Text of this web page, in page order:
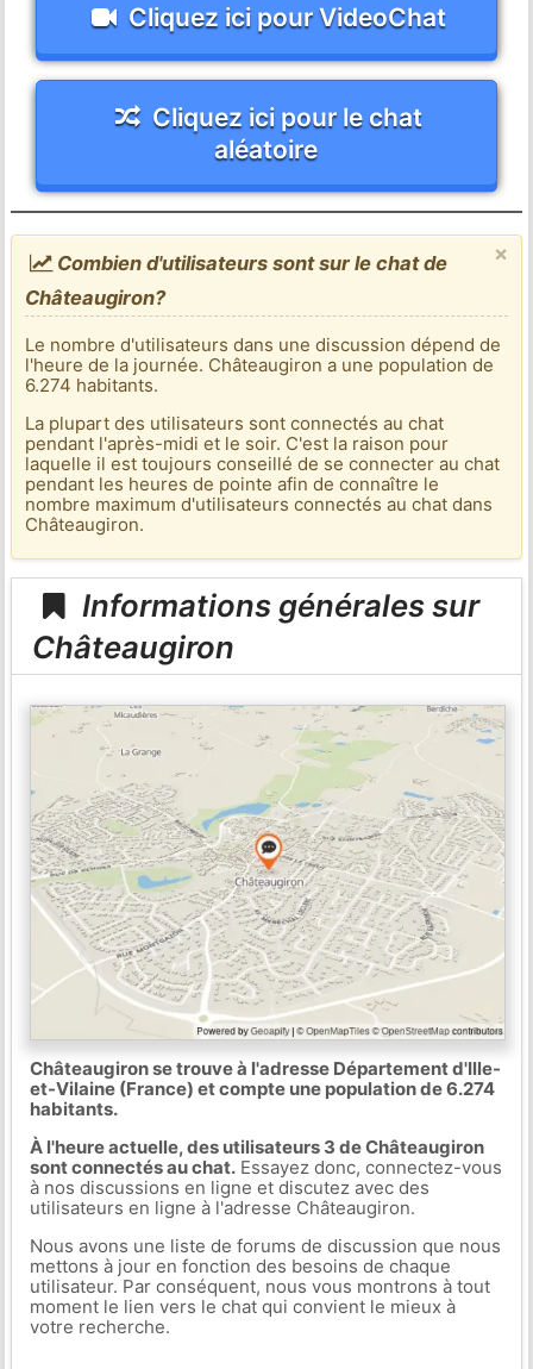
Cliquez ici pour VideoChat
Cliquez ici pour le chat
aléatoire
×
Combien d'utilisateurs sont sur le chat de
Châteaugiron?
Le nombre d'utilisateurs dans une discussion dépend de
l'heure de la journée. Châteaugiron a une population de
6.274 habitants.
La plupart des utilisateurs sont connectés au chat
pendant l'après-midi et le soir. C'est la raison pour
laquelle il est toujours conseillé de se connecter au chat
pendant les heures de pointe afin de connaître le
nombre maximum d'utilisateurs connectés au chat dans
Châteaugiron.
Informations générales sur
Châteaugiron
Châteaugiron se trouve à l'adresse Département d'Ille-
et-Vilaine (France) et compte une population de 6.274
habitants.
À l'heure actuelle, des utilisateurs 3 de Châteaugiron
sont connectés au chat.Essayez donc, connectez-vous
à nos discussions en ligne et discutez avec des
utilisateurs en ligne à l'adresse Châteaugiron.
Nous avons une liste de forums de discussion que nous
mettons à jour en fonction des besoins de chaque
utilisateur. Par conséquent, nous vous montrons à tout
moment le lien vers le chat qui convient le mieux à
votre recherche.